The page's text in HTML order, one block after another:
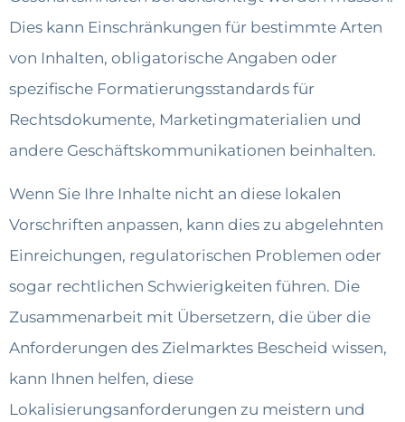
Dies kann Einschränkungen für bestimmte Arten
von Inhalten, obligatorische Angaben oder
spezifische Formatierungsstandards für
Rechtsdokumente, Marketingmaterialien und
andere Geschäftskommunikationen beinhalten.
Wenn Sie Ihre Inhalte nicht an diese lokalen
Vorschriften anpassen, kann dies zu abgelehnten
Einreichungen, regulatorischen Problemen oder
sogar rechtlichen Schwierigkeiten führen. Die
Zusammenarbeit mit Übersetzern, die über die
Anforderungen des Zielmarktes Bescheid wissen,
kann Ihnen helfen, diese
Lokalisierungsanforderungen zu meistern und